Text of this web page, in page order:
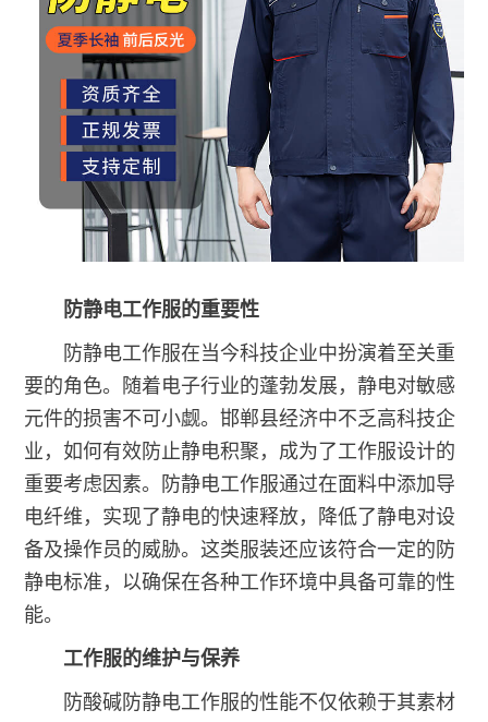
防静电工作服的重要性
防静电工作服在当今科技企业中扮演着至关重
要的角色。随着电子行业的蓬勃发展，静电对敏感
元件的损害不可小觑。邯郸县经济中不乏高科技企
业，如何有效防止静电积聚，成为了工作服设计的
重要考虑因素。防静电工作服通过在面料中添加导
电纤维，实现了静电的快速释放，降低了静电对设
备及操作员的威胁。这类服装还应该符合一定的防
静电标准，以确保在各种工作环境中具备可靠的性
能。
工作服的维护与保养
防酸碱防静电工作服的性能不仅依赖于其素材